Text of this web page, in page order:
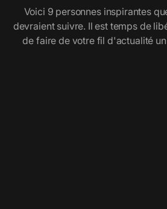
Voici 9 personnes inspirantes
devraient suivre. Il est temps de
de faire de votre fil d'actualité